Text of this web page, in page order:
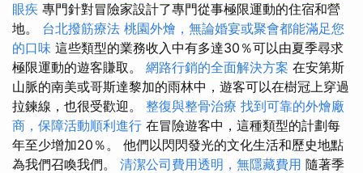
眼疾 專門針對冒險家設計了專門從事極限運動的住宿和營
地。 台北撥筋療法 桃園外燴，無論婚宴或聚會都能滿足您
的口味 這些類型的業務收入中有多達30％可以由夏季尋求
極限運動的遊客賺取。 網路行銷的全面解決方案 在安第斯
山脈的南美或哥斯達黎加的雨林中，遊客可以在樹冠上穿過
拉鍊線，也很受歡迎。 整復與整骨治療 找到可靠的外燴廠
商，保障活動順利進行 在冒險遊客中，這種類型的計劃每
年至少增加20％。 他們以閃閃發光的文化生活和歷史地點
為我們召喚我們。 清潔公司費用透明，無隱藏費用 隨著季